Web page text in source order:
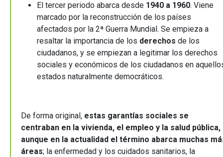
El tercer periodo abarca desde 1940 a 1960. Viene
marcado por la reconstrucción de los países
afectados por la 2ª Guerra Mundial. Se empieza a
resaltar la importancia de los derechos de los
ciudadanos, y se empiezan a legitimar los derechos
sociales y económicos de los ciudadanos en
estados naturalmente democráticos.
De forma original, estas garantías sociales se
centraban en la vivienda, el empleo y la salud pública,
aunque en la actualidad el término abarca muchas
áreas; la enfermedad y los cuidados sanitarios, la